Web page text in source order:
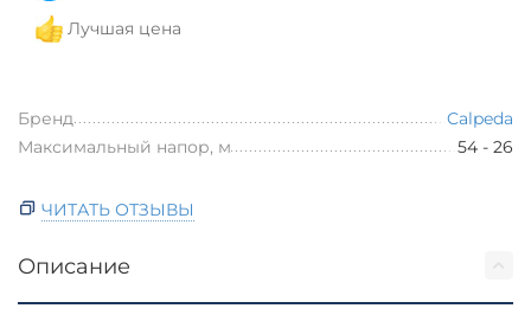
Лучшая цена
Бренд
Calpeda
Максимальный напор, м
54 - 26
ЧИТАТЬ ОТЗЫВЫ
Описание